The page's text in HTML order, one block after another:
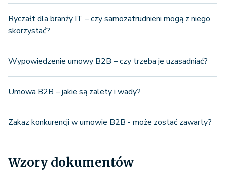
Ryczałt dla branży IT – czy samozatrudnieni mogą z niego
skorzystać?
Wypowiedzenie umowy B2B – czy trzeba je uzasadniać?
Umowa B2B – jakie są zalety i wady?
Zakaz konkurencji w umowie B2B - może zostać zawarty?
Wzory dokumentów